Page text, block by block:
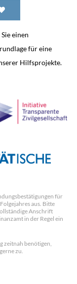
einen
für eine
Hilfsprojekte.
für
aus. Bitte
Anschrift
in der Regel ein
zeitnah benötigen,
zu.